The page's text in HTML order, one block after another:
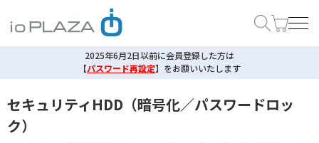
2025年6月2日以前に会員登録した方は
【パスワード再設定】 をお願いいたします
セキュリティHDD（暗号化／パスワードロッ
ク）